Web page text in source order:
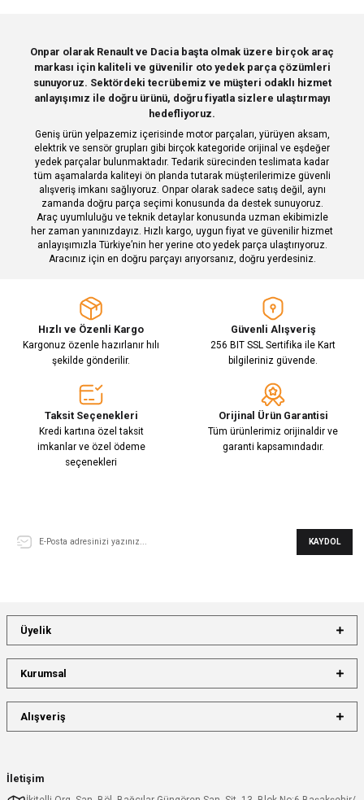
Ürün resmi kalitesiz, bozuk veya görüntülenemiyor.
Ürün açıklamasında eksik bilgiler bulunuyor.
Ürün bilgilerinde hatalar bulunuyor.
Ürün fiyatı diğer sitelerden daha pahalı.
Bu ürüne benzer farklı alternatifler olmalı.
Gönder
Deneyimini Paylaş
Onpar olarak Renault ve Dacia başta olmak üzere birçok araç
markası için kaliteli ve güvenilir oto yedek parça çözümleri
sunuyoruz. Sektördeki tecrübemiz ve müşteri odaklı hizmet
anlayışımız ile doğru ürünü, doğru fiyatla sizlere ulaştırmayı
hedefliyoruz.
Geniş ürün yelpazemiz içerisinde motor parçaları, yürüyen aksam,
elektrik ve sensör grupları gibi birçok kategoride orijinal ve eşdeğer
yedek parçalar bulunmaktadır. Tedarik sürecinden teslimata kadar
tüm aşamalarda kaliteyi ön planda tutarak müşterilerimize güvenli
alışveriş imkanı sağlıyoruz. Onpar olarak sadece satış değil, aynı
zamanda doğru parça seçimi konusunda da destek sunuyoruz.
Araç uyumluluğu ve teknik detaylar konusunda uzman ekibimizle
her zaman yanınızdayız. Hızlı kargo, uygun fiyat ve güvenilir hizmet
anlayışımızla Türkiye’nin her yerine oto yedek parça ulaştırıyoruz.
Aracınız için en doğru parçayı arıyorsanız, doğru yerdesiniz.
Hızlı ve Özenli Kargo
Kargonuz özenle hazırlanır hılı
şekilde gönderilir.
Güvenli Alışveriş
256 BIT SSL Sertifika ile Kart
bilgileriniz güvende.
Taksit Seçenekleri
Kredi kartına özel taksit
imkanlar ve özel ödeme
seçenekleri
Orijinal Ürün Garantisi
Tüm ürünlerimiz orijinaldir ve
garanti kapsamındadır.
KAYDOL
İletişim
Üyelik
Kurumsal
Alışveriş